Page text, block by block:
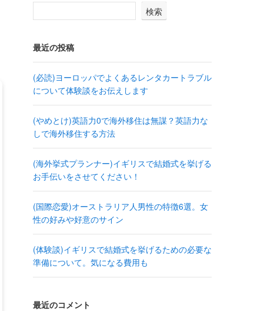
検索
最近の投稿
(必読)ヨーロッパでよくあるレンタカートラブル
について体験談をお伝えします
(やめとけ)英語力0で海外移住は無謀？英語力な
しで海外移住する方法
(海外挙式プランナー)イギリスで結婚式を挙げる
お手伝いをさせてください！
(国際恋愛)オーストラリア人男性の特徴6選。女
性の好みや好意のサイン
(体験談)イギリスで結婚式を挙げるための必要な
準備について。気になる費用も
最近のコメント